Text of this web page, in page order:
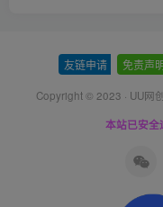
友链申请 免责声
Copyright © 2023 · UU网
本站已安全